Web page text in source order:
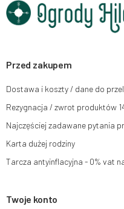
chwili rezygnacji z subskrypcji.
Przysługuje Ci prawo do żądania
ich sprostowania, usunięcia,
momencie bez wpływu na
dokonano na podstawie zgody
e-mail lub pisemnie na adres
Więcej informacji:
Przed zakupem
Dostawa i koszty / dane do
Rezygnacja / zwrot produktów
Najczęściej zadawane pytania
Karta dużej rodziny
Tarcza antyinflacyjna - 0% vat
Twoje konto